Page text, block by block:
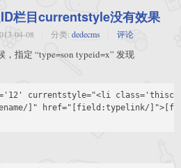
栏目currentstyle没有效果
04-08 分类: dedecms 评论
指定 “type=son typeid=x” 发现
currentstyle="<li
]" href="[field:typelink/